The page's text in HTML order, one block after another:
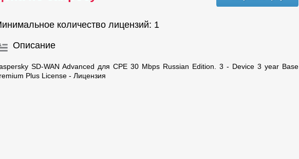
количество лицензий: 1
Описание
SD-WAN Advanced для CPE 30 Mbps Russian Edition. 3 - Device 3 year Base
Plus License - Лицензия